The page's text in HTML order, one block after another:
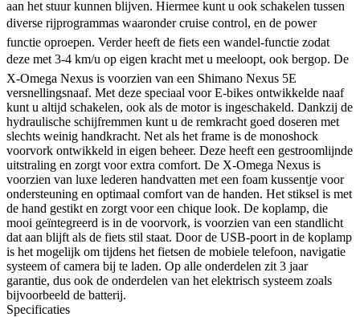
aan het stuur kunnen blijven. Hiermee kunt u ook schakelen tussen
diverse rijprogrammas waaronder cruise control, en de power
functie oproepen. Verder heeft de fiets een wandel-functie zodat
deze met 3-4 km/u op eigen kracht met u meeloopt, ook bergop. De
X-Omega Nexus is voorzien van een Shimano Nexus 5E
versnellingsnaaf. Met deze speciaal voor E-bikes ontwikkelde naaf
kunt u altijd schakelen, ook als de motor is ingeschakeld. Dankzij de
hydraulische schijfremmen kunt u de remkracht goed doseren met
slechts weinig handkracht. Net als het frame is de monoshock
voorvork ontwikkeld in eigen beheer. Deze heeft een gestroomlijnde
uitstraling en zorgt voor extra comfort. De X-Omega Nexus is
voorzien van luxe lederen handvatten met een foam kussentje voor
ondersteuning en optimaal comfort van de handen. Het stiksel is met
de hand gestikt en zorgt voor een chique look. De koplamp, die
mooi geïntegreerd is in de voorvork, is voorzien van een standlicht
dat aan blijft als de fiets stil staat. Door de USB-poort in de koplamp
is het mogelijk om tijdens het fietsen de mobiele telefoon, navigatie
systeem of camera bij te laden. Op alle onderdelen zit 3 jaar
garantie, dus ook de onderdelen van het elektrisch systeem zoals
bijvoorbeeld de batterij.
Specificaties